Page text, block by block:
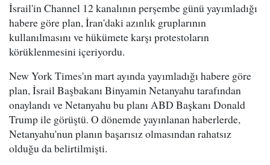
İsrail'in Channel 12 kanalının perşembe günü yayımladığı
habere göre plan, İran'daki azınlık gruplarının
kullanılmasını ve hükümete karşı protestoların
körüklenmesini içeriyordu.
New York Times'ın mart ayında yayımladığı habere göre
plan, İsrail Başbakanı Binyamin Netanyahu tarafından
onaylandı ve Netanyahu bu planı ABD Başkanı Donald
Trump ile görüştü. O dönemde yayınlanan haberlerde,
Netanyahu'nun planın başarısız olmasından rahatsız
olduğu da belirtilmişti.